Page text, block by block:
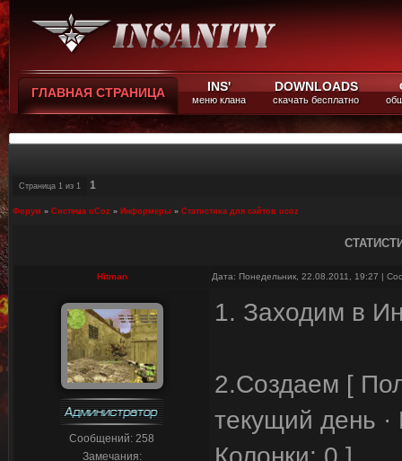
ГЛАВНАЯ СТРАНИЦА INS'
меню клана
DOWNLOADS
скачать бесплатно
Страница 1 из 1 1
Форум » Система uCoz » Информеры » Статистика для сайтов ucoz
Hitman Дата: Понедельник, 22.08.2011, 19:27 |
Сообщений: 258
Замечания:
1. Заходим в
2.Создаем [
текущий день